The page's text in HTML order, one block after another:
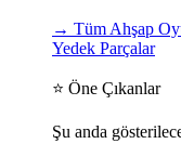
→ Tüm Ahşap
Yedek Parçalar
⭐ Öne Çıkanlar
Şu anda